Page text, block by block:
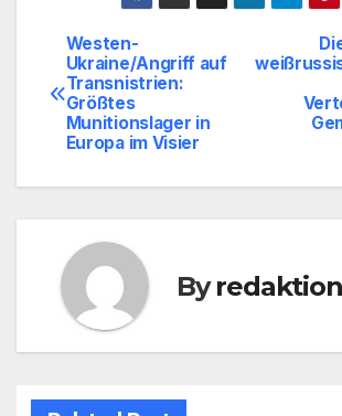
Westen-
Ukraine/Angriff auf
Transnistrien:
Größtes
Munitionslager in
Europa im Visier
Byredaktion